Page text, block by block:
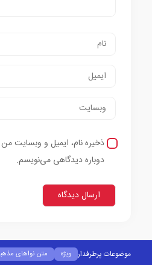
ذخیره نام، ایمیل و وبسایت من
دوباره دیدگاهی می‌نویسم.
موضوعات پرطرفدار ویژه متن نواهای